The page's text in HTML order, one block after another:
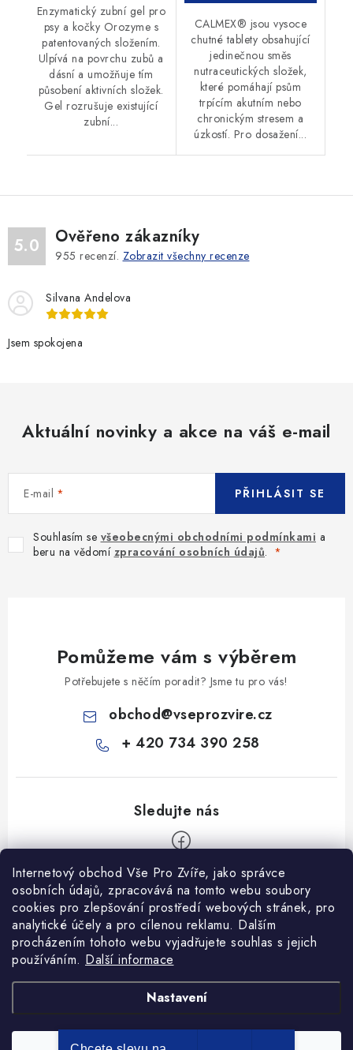
Internetový obchod Vše Pro Zvíře, jako správce
osobních údajů, zpracovává na tomto webu soubory
cookies pro zlepšování prostředí webových stránek, pro
analytické účely a pro cílenou reklamu. Dalším
procházením tohoto webu vyjadřujete souhlas s jejich
používáním. Další informace
Nastavení
Enzymatický zubní gel pro
psy a kočky Orozyme s
patentovaných složením.
Ulpívá na povrchu zubů a
dásní a umožňuje tím
působení aktivních složek.
Gel rozrušuje existující
zubní...
CALMEX® jsou vysoce
chutné tablety obsahující
jedinečnou směs
nutraceutických složek,
které pomáhají psům
trpícím akutním nebo
chronickým stresem a
úzkostí. Pro dosažení...
5.0 Ověřeno zákazníky
955 recenzí. Zobrazit všechny recenze
Silvana Andelova
Jsem spokojena
Aktuální novinky a akce na váš e-mail
E-mail
Souhlasím se všeobecnými obchodními podmínkami a
beru na vědomí zpracování osobních údajů.
PŘIHLÁSIT SE
Pomůžeme vám s výběrem
Potřebujete s něčím poradit? Jsme tu pro vás!
obchod@vseprozvire.cz
+ 420 734 390 258
Informace pro Vás
Ceník dopravy
Kontakty
Obchodní podmínky
Podmínky ochrany osobních údajů
Heuréka recenze